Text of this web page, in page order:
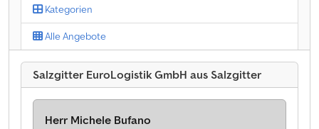
Kategorien
Alle Angebote
Salzgitter EuroLogistik GmbH aus Salzgitter
Herr Michele Bufano